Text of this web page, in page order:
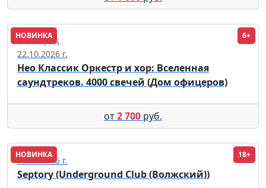
НОВИНКА 6+
Волгоград
22.10.2026 г.
Нео Классик Оркестр и хор: Вселенная
саундтреков. 4000 свечей (Дом офицеров)
от2 700 руб.
НОВИНКА 18+
08.09.2026 г.
Septory (Underground Club (Волжский))